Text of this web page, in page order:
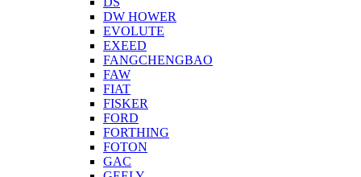
DW HOWER
EVOLUTE
EXEED
FANGCHENGBAO
FAW
FIAT
FISKER
FORD
FORTHING
FOTON
GAC